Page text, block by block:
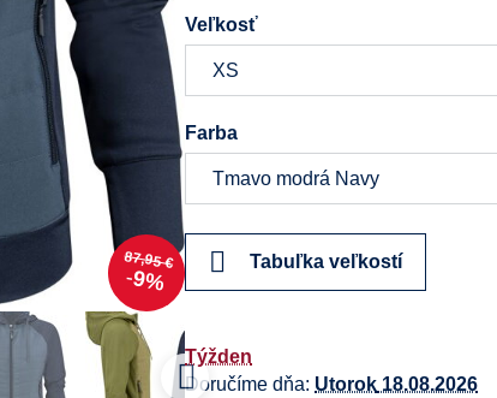
87,95 €
9%
Veľkosť
Farba
Tabuľka veľkostí
Týžden
Doručíme dňa: Utorok 18.08.2026